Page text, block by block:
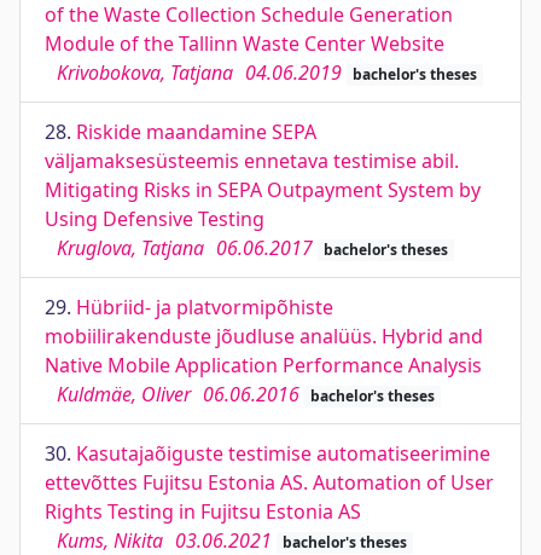
of the Waste Collection Schedule Generation
Module of the Tallinn Waste Center Website
Krivobokova, Tatjana 04.06.2019 bachelor's theses
28. Riskide maandamine SEPA
väljamaksesüsteemis ennetava testimise abil.
Mitigating Risks in SEPA Outpayment System by
Using Defensive Testing
Kruglova, Tatjana 06.06.2017 bachelor's theses
29. Hübriid- ja platvormipõhiste
mobiilirakenduste jõudluse analüüs. Hybrid and
Native Mobile Application Performance Analysis
Kuldmäe, Oliver 06.06.2016 bachelor's theses
30. Kasutajaõiguste testimise automatiseerimine
ettevõttes Fujitsu Estonia AS. Automation of User
Rights Testing in Fujitsu Estonia AS
Kums, Nikita 03.06.2021 bachelor's theses